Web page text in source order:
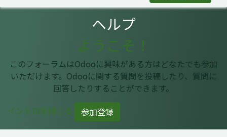
ヘルプ
ようこそ！
このフォーラムはOdooに興味がある方はどなたでも参加
いただけます。Odooに関する質問を投稿したり、質問に
回答したりすることができます。
イントロを閉じる
参加登録